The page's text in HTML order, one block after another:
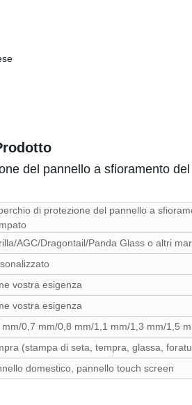
del pannello a sfioramento
di protezione del pannello a
AGC/Dragontail/Panda Glass o altri
vostra esigenza
vostra esigenza
mm/0,7 mm/0,8 mm/1,1 mm/1,3 mm/1,5
(stampa di seta, tempra, glassa,
domestico, pannello touch screen